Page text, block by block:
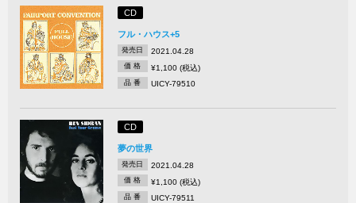
CD
フル・ハウス+5
発売日 2021.04.28
価 格 ¥1,100 (税込)
品 番 UICY-79510
CD
夢の世界
発売日 2021.04.28
価 格 ¥1,100 (税込)
品 番 UICY-79511